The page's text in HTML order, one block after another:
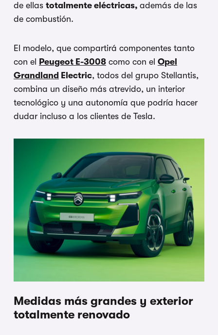
de ellas totalmente eléctricas, además de las
de combustión.
El modelo, que compartirá componentes tanto
con el
Peugeot E-3008 como con el Opel
Grandland Electric, todos del grupo Stellantis,
combina un diseño más atrevido, un interior
tecnológico y una autonomía que podría hacer
dudar incluso a los clientes de Tesla.
Medidas más grandes y exterior
totalmente renovado